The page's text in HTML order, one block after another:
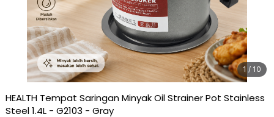
1 / 10
HEALTH Tempat Saringan Minyak Oil Strainer Pot Stainless
Steel 1.4L - G2103 - Gray